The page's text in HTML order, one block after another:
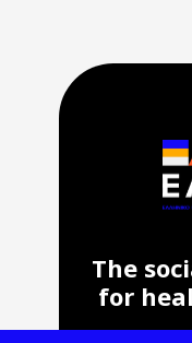
The
for